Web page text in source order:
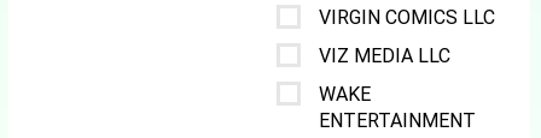
VIRGIN COMICS LLC
VIZ MEDIA LLC
WAKE
ENTERTAINMENT